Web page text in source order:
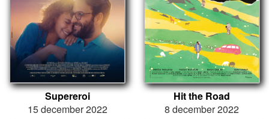
Supereroi
15 december 2022
Hit the Road
8 december 2022